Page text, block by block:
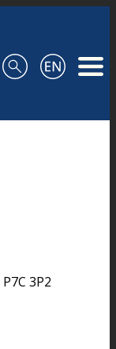
P7C 3P2